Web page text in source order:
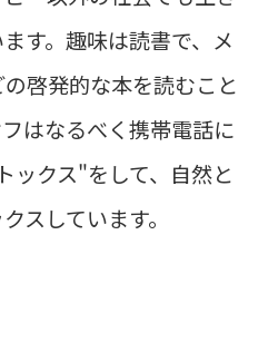
す。趣味は読書で、メ
啓発的な本を読むこと
はなるべく携帯電話に
ックス"をして、自然と
スしています。